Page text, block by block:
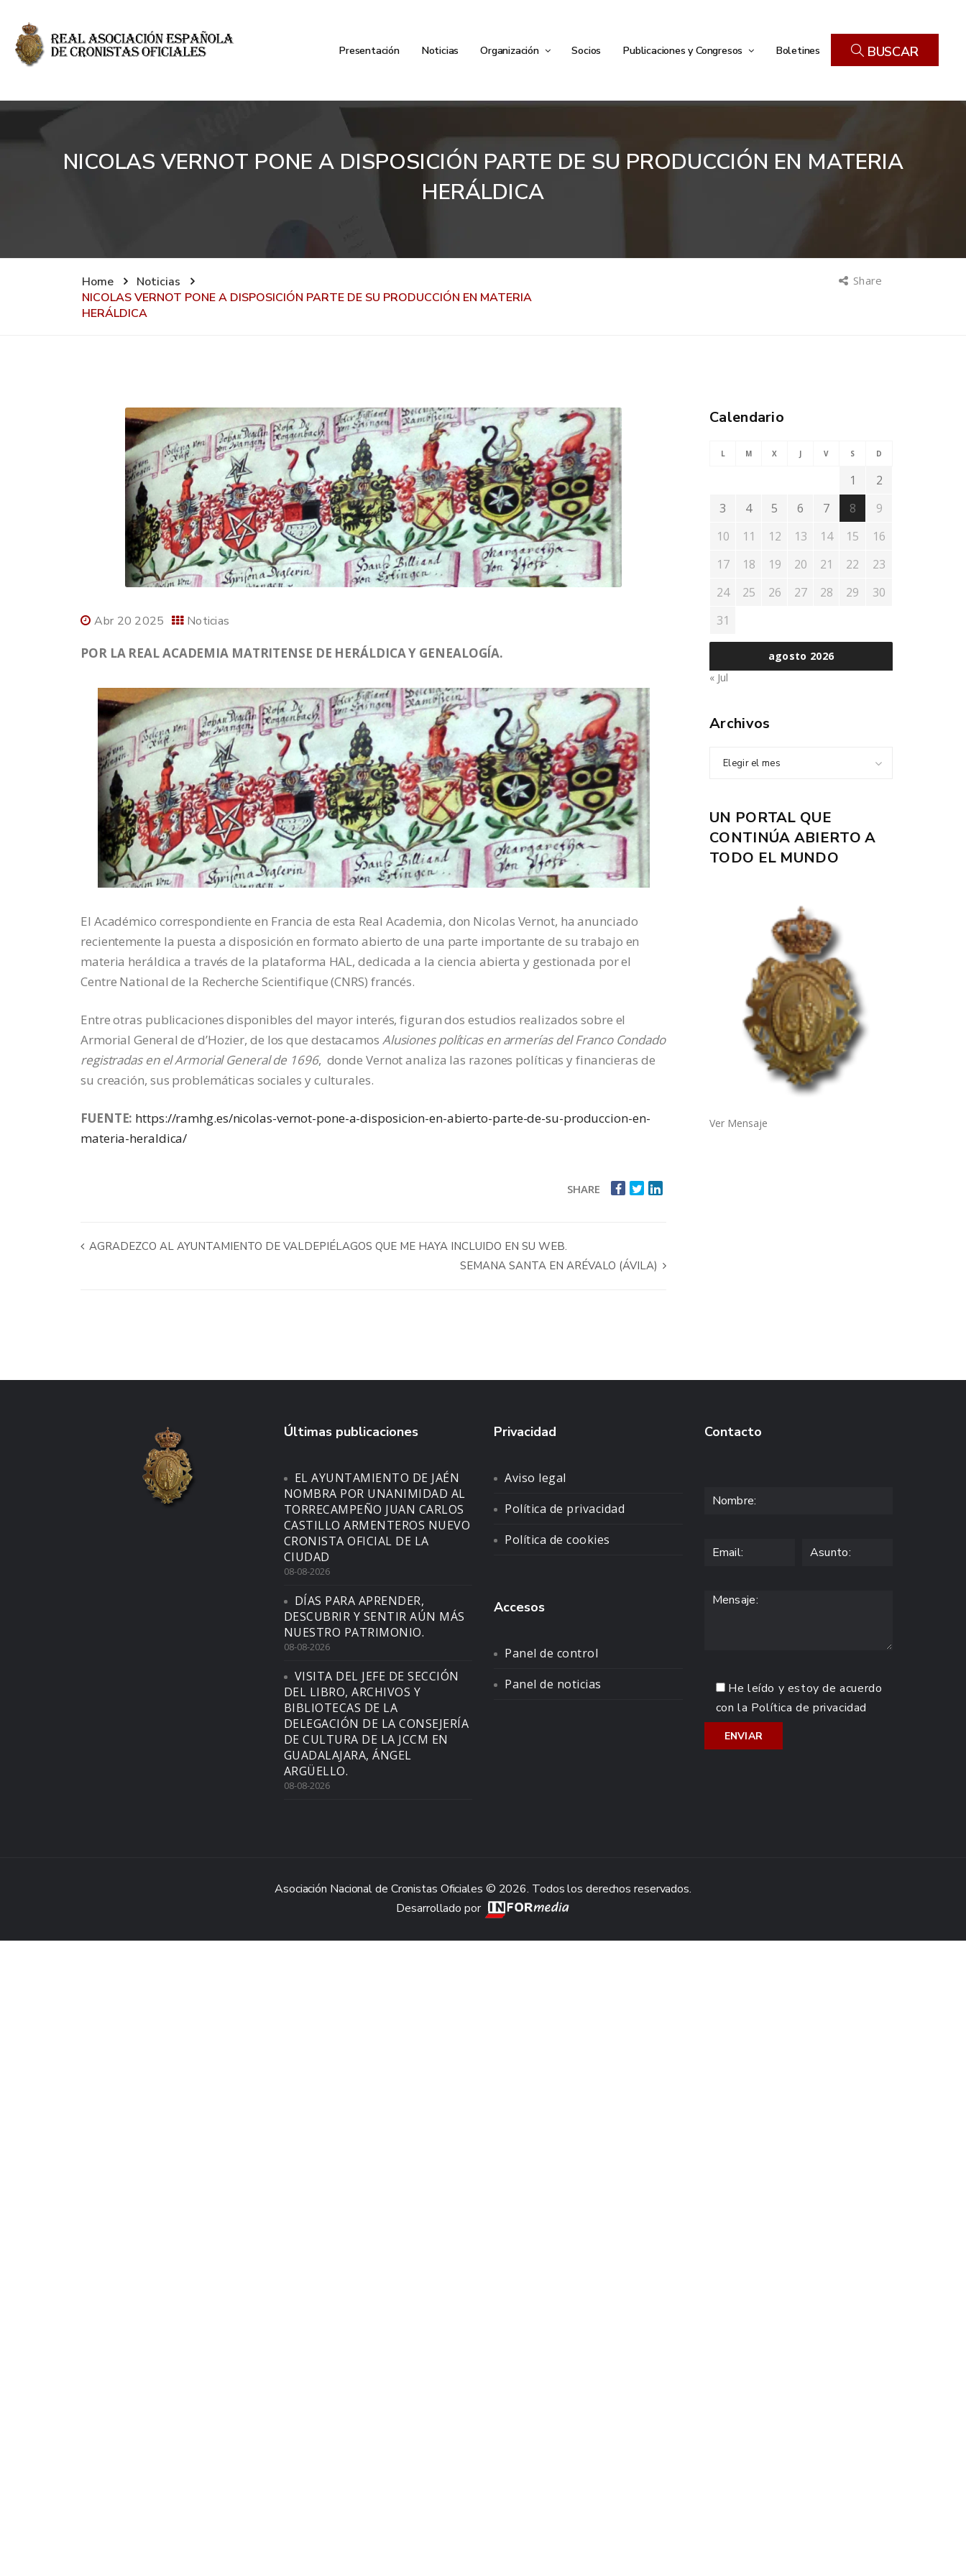
Presentación Noticias Organización Socios Publicaciones y Congresos Boletines BUSCAR
NICOLAS VERNOT PONE A DISPOSICIÓN PARTE DE SU PRODUCCIÓN EN MATERIA
HERÁLDICA
Home
Noticias
NICOLAS VERNOT PONE A DISPOSICIÓN PARTE DE SU PRODUCCIÓN EN MATERIA
HERÁLDICA
Share
Abr 20 2025 Noticias
POR LA REAL ACADEMIA MATRITENSE DE HERÁLDICA Y GENEALOGÍA.
El Académico correspondiente en Francia de esta Real Academia, don Nicolas Vernot, ha anunciado
recientemente la puesta a disposición en formato abierto de una parte importante de su trabajo en
materia heráldica a través de la plataforma HAL, dedicada a la ciencia abierta y gestionada por el
Centre National de la Recherche Scientifique (CNRS) francés.
Entre otras publicaciones disponibles del mayor interés, figuran dos estudios realizados sobre el
Armorial General de d’Hozier, de los que destacamos Alusiones políticas en armerías del Franco Condado
registradas en el Armorial General de 1696, donde Vernot analiza las razones políticas y financieras de
su creación, sus problemáticas sociales y culturales.
FUENTE: https://ramhg.es/nicolas-vernot-pone-a-disposicion-en-abierto-parte-de-su-produccion-en-
materia-heraldica/
SHARE
AGRADEZCO AL AYUNTAMIENTO DE VALDEPIÉLAGOS QUE ME HAYA INCLUIDO EN SU WEB.
SEMANA SANTA EN ARÉVALO (ÁVILA)
Calendario
agosto 2026
L M X J V S D
1
2
3
4 5 6 7 8
9
10
11 12 13 14 15
16
17
18 19 20 21 22
23
24
25 26 27 28 29
30
31
« Jul
Archivos
Elegir el mes
UN PORTAL QUE
CONTINÚA ABIERTO A
TODO EL MUNDO
Ver Mensaje
Últimas publicaciones
EL AYUNTAMIENTO DE JAÉN
NOMBRA POR UNANIMIDAD AL
TORRECAMPEÑO JUAN CARLOS
CASTILLO ARMENTEROS NUEVO
CRONISTA OFICIAL DE LA
CIUDAD
08-08-2026
DÍAS PARA APRENDER,
DESCUBRIR Y SENTIR AÚN MÁS
NUESTRO PATRIMONIO.
08-08-2026
VISITA DEL JEFE DE SECCIÓN
DEL LIBRO, ARCHIVOS Y
BIBLIOTECAS DE LA
DELEGACIÓN DE LA CONSEJERÍA
DE CULTURA DE LA JCCM EN
GUADALAJARA, ÁNGEL
ARGÜELLO.
08-08-2026
Privacidad
Aviso legal
Política de privacidad
Política de cookies
Accesos
Panel de control
Panel de noticias
Contacto
He leído y estoy de acuerdo
con la Política de privacidad
Asociación Nacional de Cronistas Oficiales © 2026. Todos los derechos reservados.
Desarrollado por